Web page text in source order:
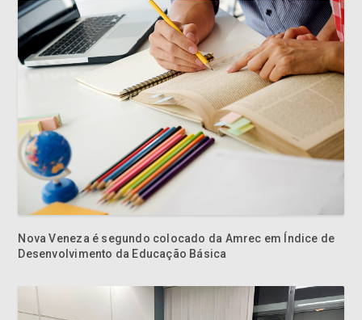
Nova Veneza é segundo colocado da Amrec em Índice de
Desenvolvimento da Educação Básica